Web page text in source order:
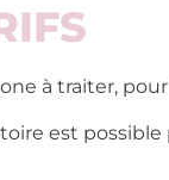
à traiter,
est possible